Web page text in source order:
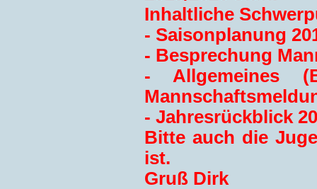
Inhaltliche
- Saisonplanung
- Besprechung
- Allgemeines
- Jahresrückblick
Bitte auch die
ist.
Gruß Dirk